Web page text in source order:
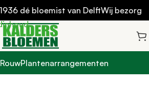
dé bloemist van DelftWij
RouwPlantenarrangementen
zonder vaas